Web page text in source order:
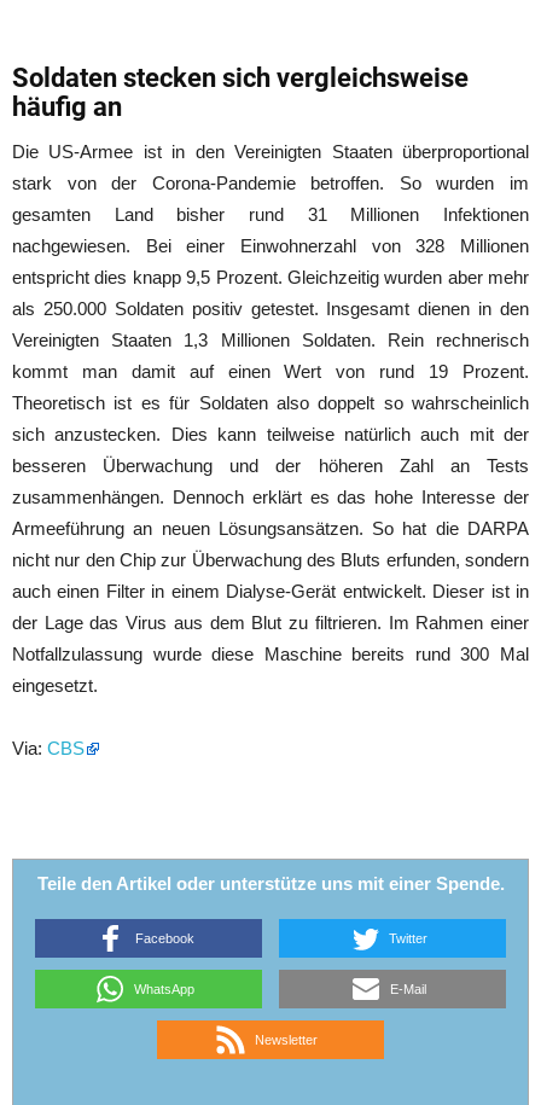
Soldaten stecken sich vergleichsweise
häufig an
Die US-Armee ist in den Vereinigten Staaten überproportional
stark von der Corona-Pandemie betroffen. So wurden im
gesamten Land bisher rund 31 Millionen Infektionen
nachgewiesen. Bei einer Einwohnerzahl von 328 Millionen
entspricht dies knapp 9,5 Prozent. Gleichzeitig wurden aber mehr
als 250.000 Soldaten positiv getestet. Insgesamt dienen in den
Vereinigten Staaten 1,3 Millionen Soldaten. Rein rechnerisch
kommt man damit auf einen Wert von rund 19 Prozent.
Theoretisch ist es für Soldaten also doppelt so wahrscheinlich
sich anzustecken. Dies kann teilweise natürlich auch mit der
besseren Überwachung und der höheren Zahl an Tests
zusammenhängen. Dennoch erklärt es das hohe Interesse der
Armeeführung an neuen Lösungsansätzen. So hat die DARPA
nicht nur den Chip zur Überwachung des Bluts erfunden, sondern
auch einen Filter in einem Dialyse-Gerät entwickelt. Dieser ist in
der Lage das Virus aus dem Blut zu filtrieren. Im Rahmen einer
Notfallzulassung wurde diese Maschine bereits rund 300 Mal
eingesetzt.
Via: CBS
Teile den Artikel oder unterstütze uns mit einer Spende.
Facebook Twitter
WhatsApp E-Mail
Newsletter